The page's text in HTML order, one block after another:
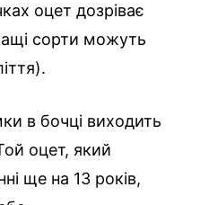
оцет дозріває
сорти можуть
в бочці виходить
оцет, який
ще на 13 років,